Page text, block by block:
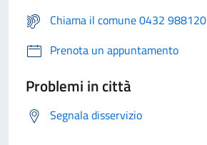
Chiama il comune 0432 988120
Prenota un appuntamento
Problemi in città
Segnala disservizio